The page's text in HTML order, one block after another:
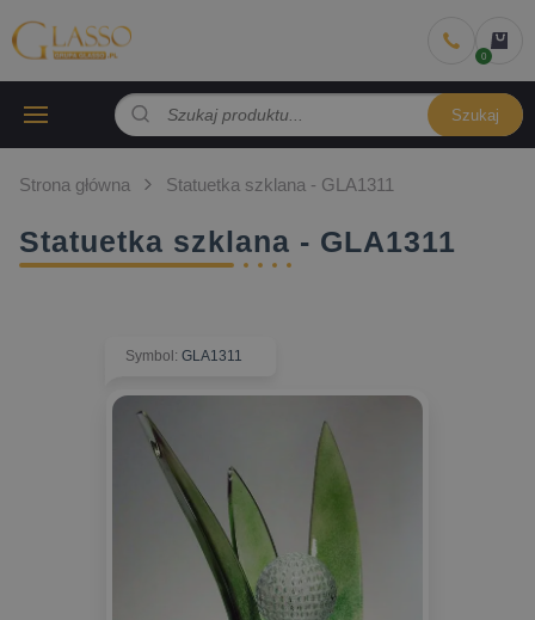
Szukaj
Strona główna Statuetka szklana - GLA1311
Statuetka szklana - GLA1311
Symbol : GLA1311